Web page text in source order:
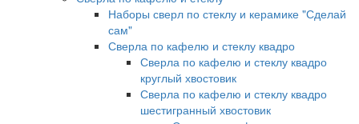
Наборы сверл по стеклу и керамике "Сделай
сам"
Сверла по кафелю и стеклу квадро
Сверла по кафелю и стеклу квадро
круглый хвостовик
Сверла по кафелю и стеклу квадро
шестигранный хвостовик